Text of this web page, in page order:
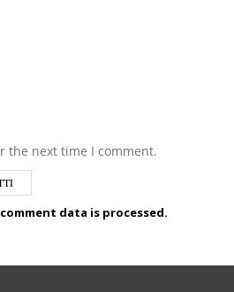
the next time I comment.
data is processed.